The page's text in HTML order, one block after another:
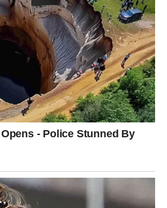
da, uprkos gubitku, život i dalje ima
Oglasi